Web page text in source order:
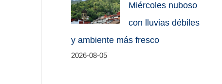
Miércoles nuboso
con lluvias débiles
y ambiente más fresco
2026-08-05